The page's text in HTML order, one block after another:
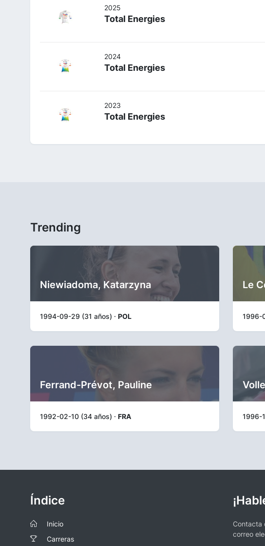
2025
Total Energies
2024
Total Energies
2023
Total Energies
Trending
Niewiadoma, Katarzyna
1994-09-29 (31 años) · POL
Le
1996-
Ferrand-Prévot, Pauline
1992-02-10 (34 años) · FRA 1996-
Índice
Inicio
Carreras
Contacta
correo